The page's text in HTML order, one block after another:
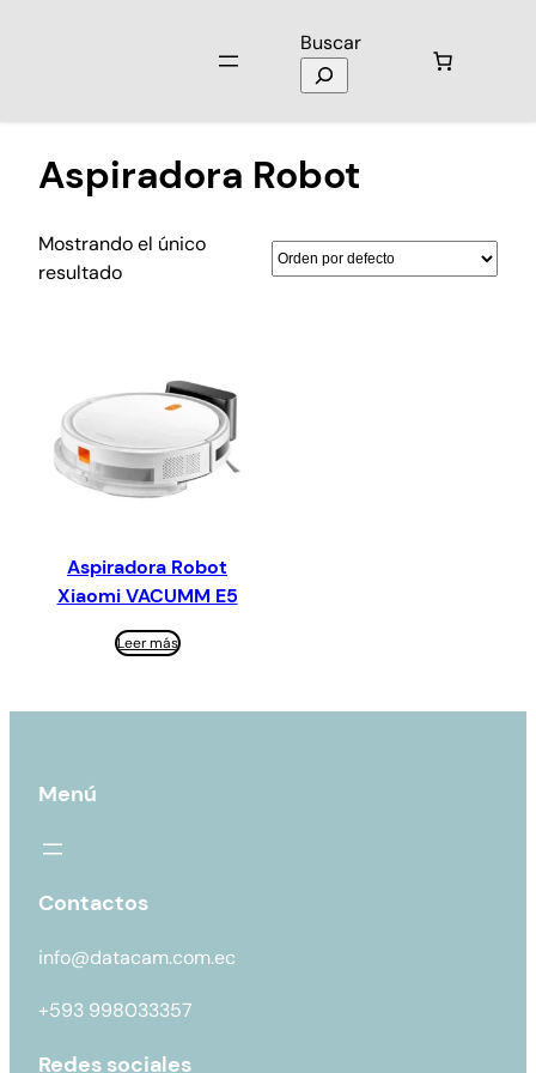
Buscar
Aspiradora Robot
Mostrando el único
resultado
Aspiradora Robot
Xiaomi VACUMM E5
Leer más
Menú
Contactos
info@datacam.com.ec
+593 998033357
Redes sociales